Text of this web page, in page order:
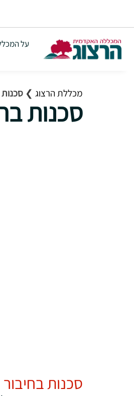
על
סכנות
מכללת הרצוג ❯ סכנות
סכנות